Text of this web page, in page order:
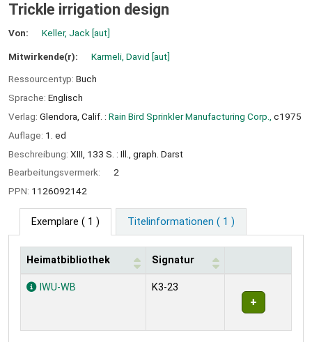
Trickle irrigation design
Von: Keller, Jack [aut]
Mitwirkende(r): Karmeli, David [aut]
Ressourcentyp: Buch
Sprache: Englisch
Verlag: Glendora, Calif. : Rain Bird Sprinkler Manufacturing Corp.,
c1975
Auflage: 1. ed
Beschreibung: XIII, 133 S. : Ill., graph. Darst
Bearbeitungsvermerk:
2
PPN: 1126092142
Exemplare ( 1 ) Titelinformationen ( 1 )
Exemplare
Heimatbibliothek Signatur
IWU-WB K3-23